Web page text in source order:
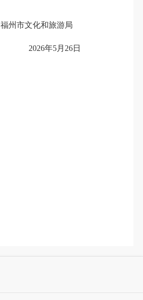
福州市文化和旅游局
2026年5月26日